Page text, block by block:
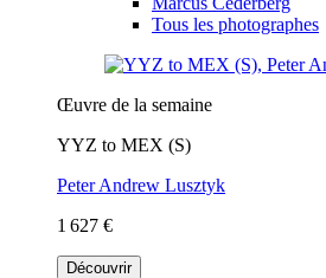
Tous les photographes
Œuvre de la semaine
YYZ to MEX (S)
Peter Andrew Lusztyk
1 627 €
Découvrir